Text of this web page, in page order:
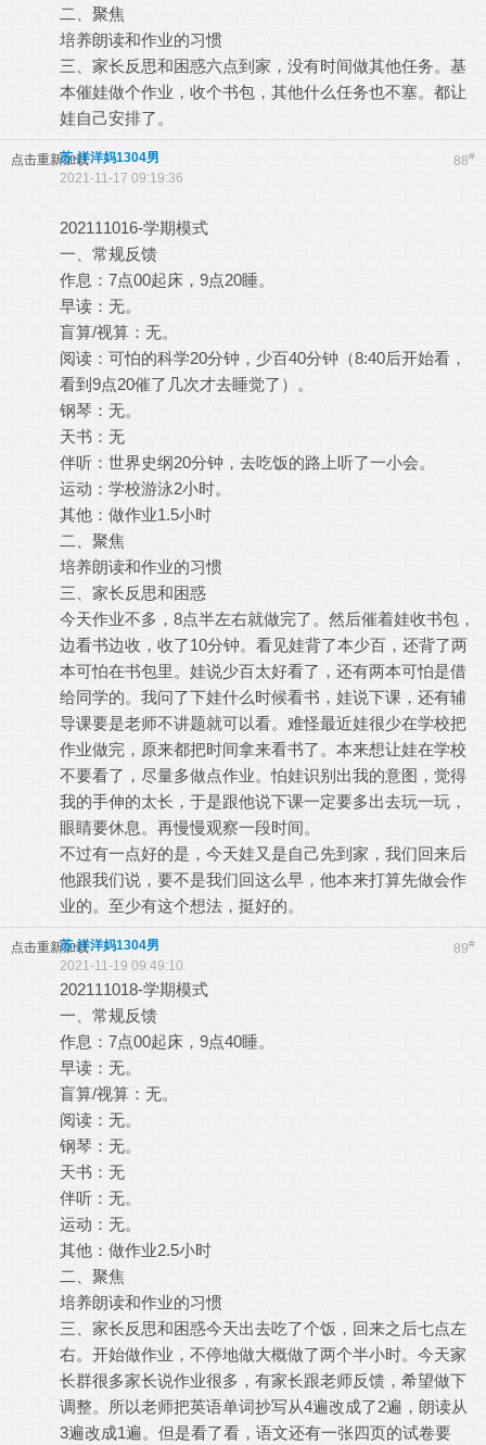
二、聚焦
培养朗读和作业的习惯
三、家长反思和困惑六点到家，没有时间做其他任务。基
本催娃做个作业，收个书包，其他什么任务也不塞。都让
娃自己安排了。
点击重新加载 88#
苏-洋洋妈1304男
2021-11-17 09:19:36
202111016-学期模式
一、常规反馈
作息：7点00起床，9点20睡。
早读：无。
盲算/视算：无。
阅读：可怕的科学20分钟，少百40分钟（8:40后开始看，
看到9点20催了几次才去睡觉了）。
钢琴：无。
天书：无
伴听：世界史纲20分钟，去吃饭的路上听了一小会。
运动：学校游泳2小时。
其他：做作业1.5小时
二、聚焦
培养朗读和作业的习惯
三、家长反思和困惑
今天作业不多，8点半左右就做完了。然后催着娃收书包，
边看书边收，收了10分钟。看见娃背了本少百，还背了两
本可怕在书包里。娃说少百太好看了，还有两本可怕是借
给同学的。我问了下娃什么时候看书，娃说下课，还有辅
导课要是老师不讲题就可以看。难怪最近娃很少在学校把
作业做完，原来都把时间拿来看书了。本来想让娃在学校
不要看了，尽量多做点作业。怕娃识别出我的意图，觉得
我的手伸的太长，于是跟他说下课一定要多出去玩一玩，
眼睛要休息。再慢慢观察一段时间。
不过有一点好的是，今天娃又是自己先到家，我们回来后
他跟我们说，要不是我们回这么早，他本来打算先做会作
业的。至少有这个想法，挺好的。
点击重新加载 89#
苏-洋洋妈1304男
2021-11-19 09:49:10
202111018-学期模式
一、常规反馈
作息：7点00起床，9点40睡。
早读：无。
盲算/视算：无。
阅读：无。
钢琴：无。
天书：无
伴听：无。
运动：无。
其他：做作业2.5小时
二、聚焦
培养朗读和作业的习惯
三、家长反思和困惑今天出去吃了个饭，回来之后七点左
右。开始做作业，不停地做大概做了两个半小时。今天家
长群很多家长说作业很多，有家长跟老师反馈，希望做下
调整。所以老师把英语单词抄写从4遍改成了2遍，朗读从
3遍改成1遍。但是看了看，语文还有一张四页的试卷要